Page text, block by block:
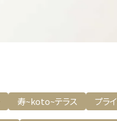
寿~koto~テラス プラ